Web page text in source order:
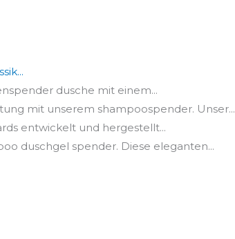
dusche mit einem...
mit unserem shampoospender. Unser...
entwickelt und hergestellt...
duschgel spender. Diese eleganten...